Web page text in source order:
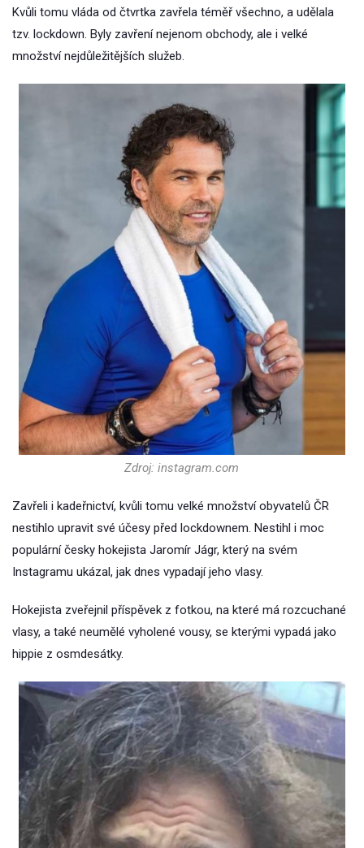
Kvůli tomu vláda od čtvrtka zavřela téměř všechno, a udělala
tzv. lockdown. Byly zavření nejenom obchody, ale i velké
množství nejdůležitějších služeb.
Zdroj: instagram.com
Zavřeli i kadeřnictví, kvůli tomu velké množství obyvatelů ČR
nestihlo upravit své účesy před lockdownem. Nestihl i moc
populární česky hokejista Jaromír Jágr, který na svém
Instagramu ukázal, jak dnes vypadají jeho vlasy.
Hokejista zveřejnil příspěvek z fotkou, na které má rozcuchané
vlasy, a také neumělé vyholené vousy, se kterými vypadá jako
hippie z osmdesátky.